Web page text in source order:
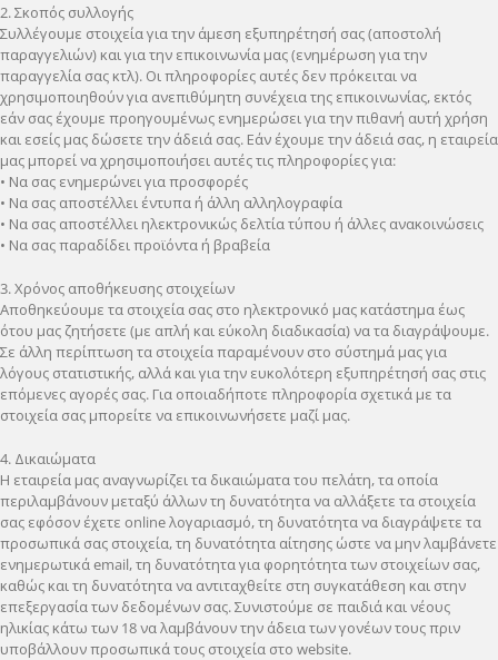
2. Σκοπός συλλογής
Συλλέγουμε στοιχεία για την άμεση εξυπηρέτησή σας (αποστολή
παραγγελιών) και για την επικοινωνία μας (ενημέρωση για την
παραγγελία σας κτλ). Οι πληροφορίες αυτές δεν πρόκειται να
χρησιμοποιηθούν για ανεπιθύμητη συνέχεια της επικοινωνίας, εκτός
εάν σας έχουμε προηγουμένως ενημερώσει για την πιθανή αυτή χρήση
και εσείς μας δώσετε την άδειά σας. Εάν έχουμε την άδειά σας, η εταιρεία
μας μπορεί να χρησιμοποιήσει αυτές τις πληροφορίες για:
• Να σας ενημερώνει για προσφορές
• Να σας αποστέλλει έντυπα ή άλλη αλληλογραφία
• Να σας αποστέλλει ηλεκτρονικώς δελτία τύπου ή άλλες ανακοινώσεις
• Να σας παραδίδει προϊόντα ή βραβεία
3. Χρόνος αποθήκευσης στοιχείων
Αποθηκεύουμε τα στοιχεία σας στο ηλεκτρονικό μας κατάστημα έως
ότου μας ζητήσετε (με απλή και εύκολη διαδικασία) να τα διαγράψουμε.
Σε άλλη περίπτωση τα στοιχεία παραμένουν στο σύστημά μας για
λόγους στατιστικής, αλλά και για την ευκολότερη εξυπηρέτησή σας στις
επόμενες αγορές σας. Για οποιαδήποτε πληροφορία σχετικά με τα
στοιχεία σας μπορείτε να επικοινωνήσετε μαζί μας.
4. Δικαιώματα
Η εταιρεία μας αναγνωρίζει τα δικαιώματα του πελάτη, τα οποία
περιλαμβάνουν μεταξύ άλλων τη δυνατότητα να αλλάξετε τα στοιχεία
σας εφόσον έχετε online λογαριασμό, τη δυνατότητα να διαγράψετε τα
προσωπικά σας στοιχεία, τη δυνατότητα αίτησης ώστε να μην λαμβάνετε
ενημερωτικά email, τη δυνατότητα για φορητότητα των στοιχείων σας,
καθώς και τη δυνατότητα να αντιταχθείτε στη συγκατάθεση και στην
επεξεργασία των δεδομένων σας. Συνιστούμε σε παιδιά και νέους
ηλικίας κάτω των 18 να λαμβάνουν την άδεια των γονέων τους πριν
υποβάλλουν προσωπικά τους στοιχεία στο website.